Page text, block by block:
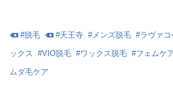
#脱毛 #天王寺 #メンズ脱毛 #ラヴァコ
ックス #VIO脱毛 #ワックス脱毛 #フェムケ
ムダ毛ケア